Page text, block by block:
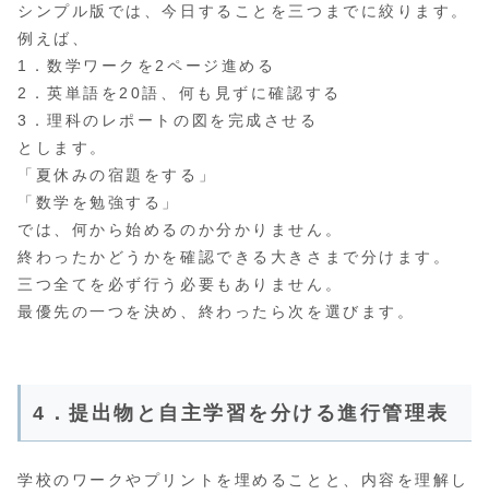
シンプル版では、今日することを三つまでに絞ります。
例えば、
1．数学ワークを2ページ進める
2．英単語を20語、何も見ずに確認する
3．理科のレポートの図を完成させる
とします。
「夏休みの宿題をする」
「数学を勉強する」
では、何から始めるのか分かりません。
終わったかどうかを確認できる大きさまで分けます。
三つ全てを必ず行う必要もありません。
最優先の一つを決め、終わったら次を選びます。
4．提出物と自主学習を分ける進行管理表
学校のワークやプリントを埋めることと、内容を理解し